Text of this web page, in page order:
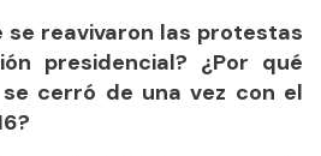
se reavivaron las protestas
presidencial? ¿Por qué
cerró de una vez con el